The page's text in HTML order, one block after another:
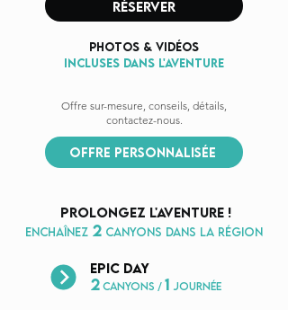
réserver
photos & vidéos
incluses danS l'aventure
Offre sur-mesure, conseils, détails,
contactez-nous.
offre personnalisée
prolongez l'aventure !
enchaînez 2 canyons dans la région
epic day
2 canyons / 1 jourNÉE